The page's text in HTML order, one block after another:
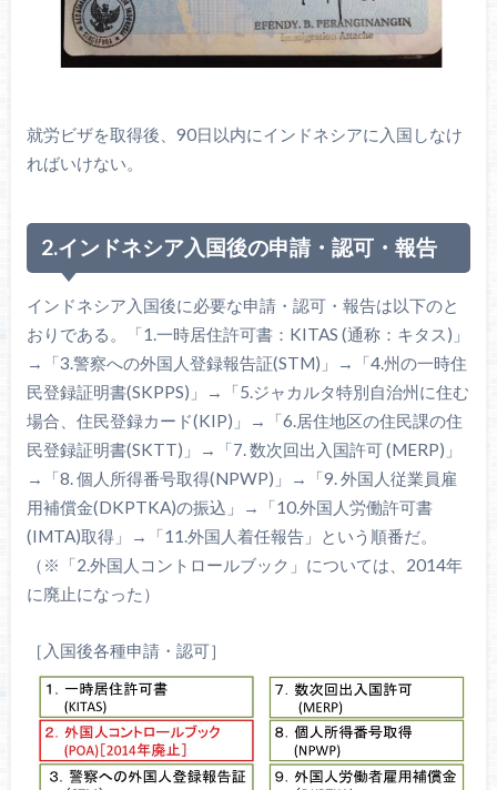
就労ビザを取得後、90日以内にインドネシアに入国しなけ
ればいけない。
2.インドネシア入国後の申請・認可・報告
インドネシア入国後に必要な申請・認可・報告は以下のと
おりである。「1.一時居住許可書：KITAS (通称：キタス)」
→「3.警察への外国人登録報告証(STM)」→「4.州の一時住
民登録証明書(SKPPS)」→「5.ジャカルタ特別自治州に住む
場合、住民登録カード(KIP)」→「6.居住地区の住民課の住
民登録証明書(SKTT)」→「7. 数次回出入国許可 (MERP)」
→「8. 個人所得番号取得(NPWP)」→「9. 外国人従業員雇
用補償金(DKPTKA)の振込」→「10.外国人労働許可書
(IMTA)取得」→「11.外国人着任報告」という順番だ。
（※「2.外国人コントロールブック」については、2014年
に廃止になった）
［入国後各種申請・認可］